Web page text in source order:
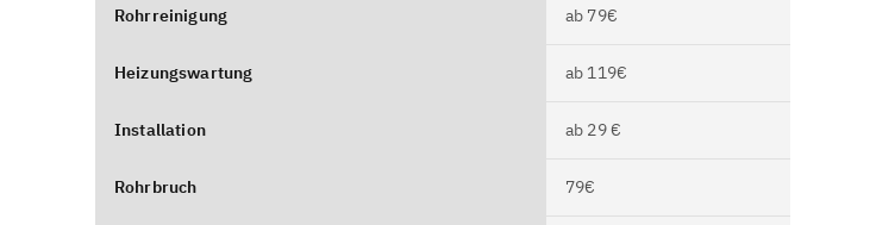
Rohrreinigung ab 79€
Heizungswartung ab 119€
Installation ab 29 €
Rohrbruch 79€